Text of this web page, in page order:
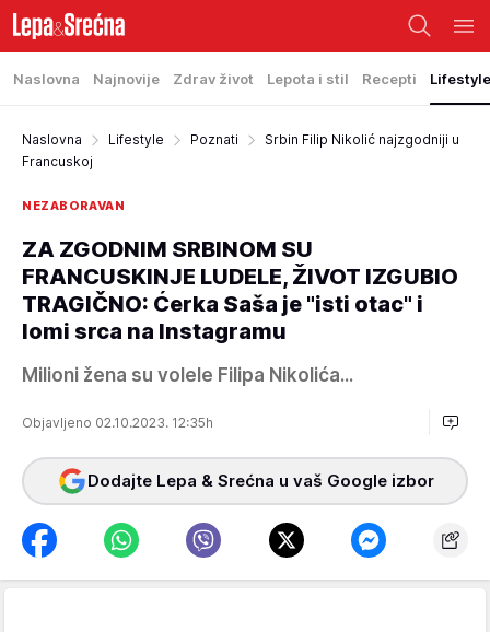
Naslovna Najnovije Zdrav život Lepota i stil Recepti Lifestyle
Naslovna Lifestyle Poznati
Srbin Filip Nikolić najzgodniji u
Francuskoj
NEZABORAVAN
ZA ZGODNIM SRBINOM SU
FRANCUSKINJE LUDELE, ŽIVOT IZGUBIO
TRAGIČNO: Ćerka Saša je "isti otac" i
lomi srca na Instagramu
Milioni žena su volele Filipa Nikolića...
Objavljeno 02.10.2023. 12:35h
Dodajte Lepa & Srećna u vaš Google izbor